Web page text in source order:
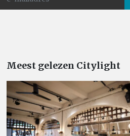
Meest gelezen Citylight